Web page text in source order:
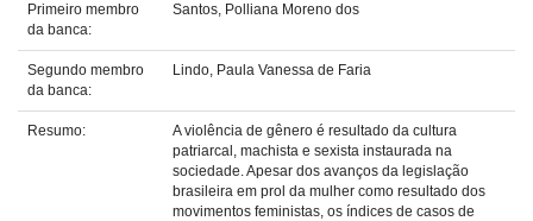
Primeiro membro
da banca:
Santos, Polliana Moreno dos
Segundo membro
da banca:
Lindo, Paula Vanessa de Faria
Resumo:
A violência de gênero é resultado da cultura
patriarcal, machista e sexista instaurada na
sociedade. Apesar dos avanços da legislação
brasileira em prol da mulher como resultado dos
movimentos feministas, os índices de casos de